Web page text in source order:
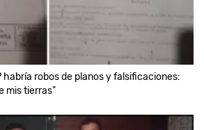
habría robos de planos y falsificaciones:
mis tierras"